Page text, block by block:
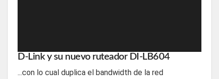
D-Link y su nuevo ruteador DI-LB604
...con lo cual duplica el bandwidth de la red